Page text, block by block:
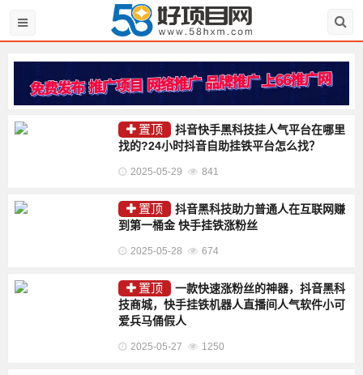
置顶
抖音快手黑科技挂人气平台在哪里
找的?24小时抖音自助挂铁平台怎么找？
2025-05-29 841
置顶
抖音黑科技助力普通人在互联网赚
到第一桶金 快手挂铁涨粉丝
2025-05-28 674
置顶
一款快速涨粉丝的神器，抖音黑科
技商城，快手挂铁机器人直播间人气软件小可
爱兵马俑假人
2025-05-27 1250